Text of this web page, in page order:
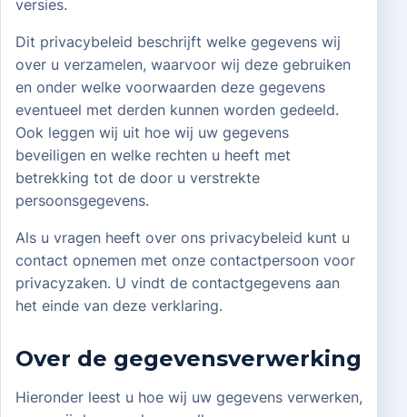
versies.
Dit privacybeleid beschrijft welke gegevens wij
over u verzamelen, waarvoor wij deze gebruiken
en onder welke voorwaarden deze gegevens
eventueel met derden kunnen worden gedeeld.
Ook leggen wij uit hoe wij uw gegevens
beveiligen en welke rechten u heeft met
betrekking tot de door u verstrekte
persoonsgegevens.
Als u vragen heeft over ons privacybeleid kunt u
contact opnemen met onze contactpersoon voor
privacyzaken. U vindt de contactgegevens aan
het einde van deze verklaring.
Over de gegevensverwerking
Hieronder leest u hoe wij uw gegevens verwerken,